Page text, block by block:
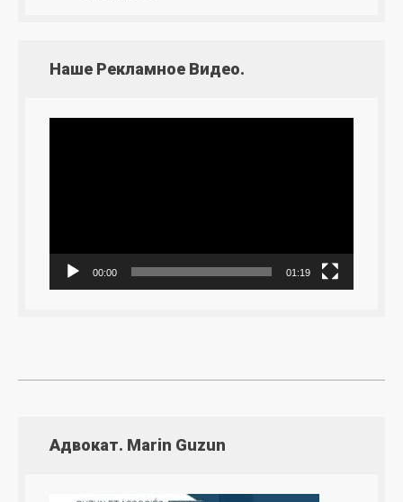
Наше Рекламное Видео.
00:00 01:19
Адвокат. Marin Guzun